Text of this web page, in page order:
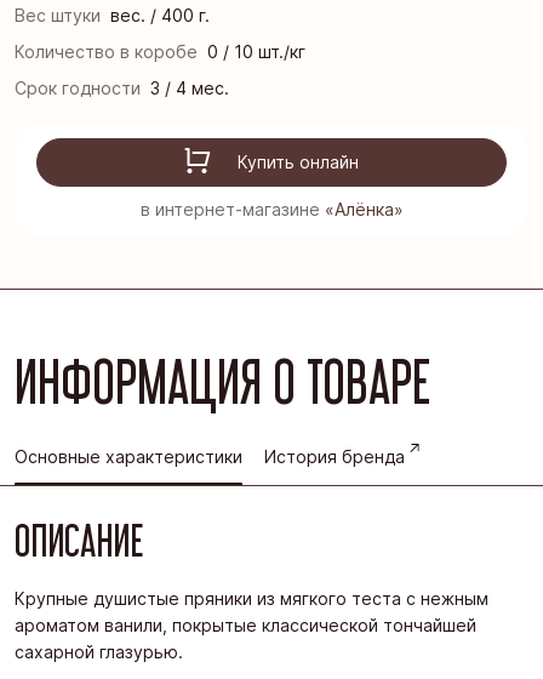
Вес штуки вес. / 400 г.
Количество в коробе 0 / 10 шт./кг
Срок годности 3 / 4 мес.
Купить онлайн
в интернет-магазине «Алёнка»
ИНФОРМАЦИЯ О ТОВАРЕ
Основные характеристики История бренда
ОПИСАНИЕ
Крупные душистые пряники из мягкого теста с нежным
ароматом ванили, покрытые классической тончайшей
сахарной глазурью.